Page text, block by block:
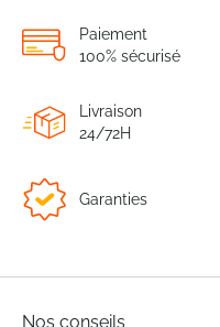
Paiement
100% sécurisé
Livraison
24/72H
Garanties
Nos conseils